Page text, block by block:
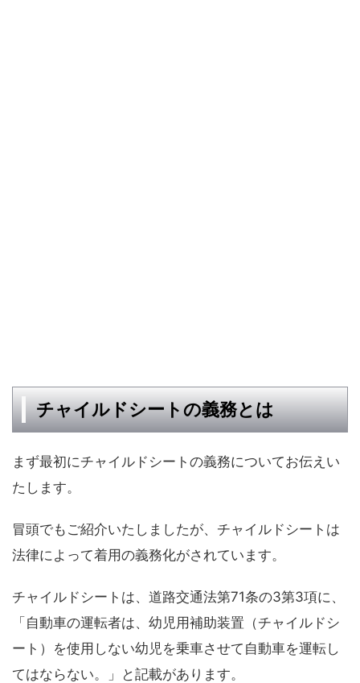
チャイルドシートの義務とは
まず最初にチャイルドシートの義務についてお伝えい
たします。
冒頭でもご紹介いたしましたが、チャイルドシートは
法律によって着用の義務化がされています。
チャイルドシートは、道路交通法第71条の3第3項に、
「自動車の運転者は、幼児用補助装置（チャイルドシ
ート）を使用しない幼児を乗車させて自動車を運転し
てはならない。」と記載があります。